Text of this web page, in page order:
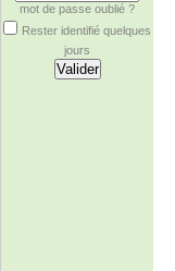
mot de passe oublié ?
Rester identifié quelques
jours